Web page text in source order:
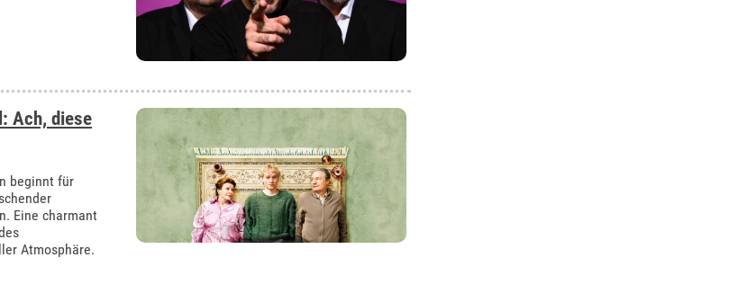
Ach, diese
beginnt für
Eine charmant
Atmosphäre.